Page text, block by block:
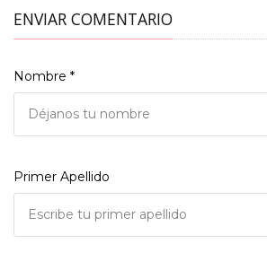
ENVIAR COMENTARIO
Nombre *
Primer Apellido